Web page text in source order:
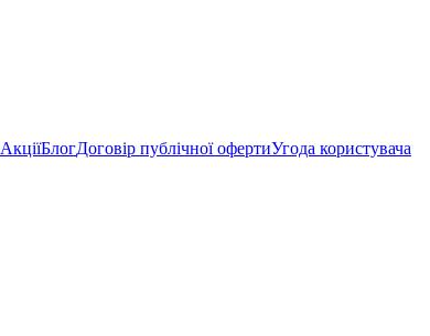
АкціїБлогДоговір публічної офертиУгода користувача